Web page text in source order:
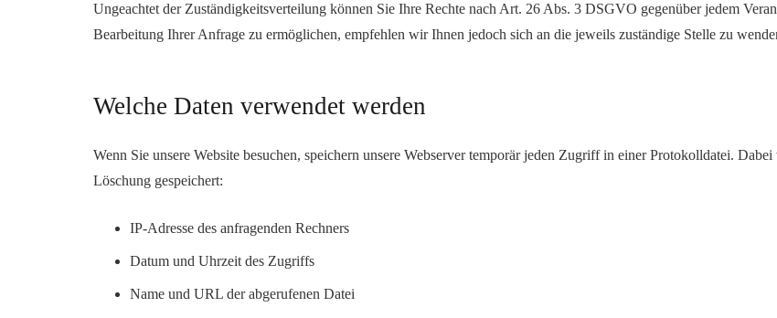
Ungeachtet der Zuständigkeitsverteilung können Sie Ihre Rechte nach Art. 26 Abs. 3 DSGVO gegenüber jedem
Bearbeitung Ihrer Anfrage zu ermöglichen, empfehlen wir Ihnen jedoch sich an die jeweils zuständige Stelle zu
Welche Daten verwendet werden
Wenn Sie unsere Website besuchen, speichern unsere Webserver temporär jeden Zugriff in einer Protokolldatei.
Löschung gespeichert:
IP-Adresse des anfragenden Rechners
Datum und Uhrzeit des Zugriffs
Name und URL der abgerufenen Datei